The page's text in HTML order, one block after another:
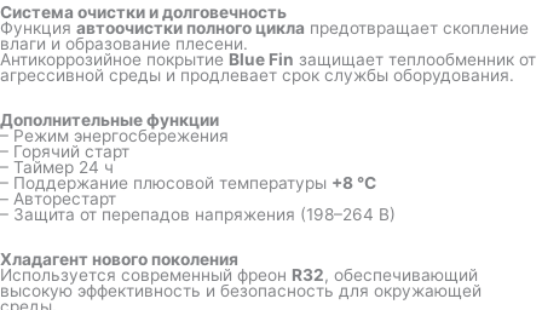
Система очистки и долговечность
Функция автоочистки полного цикла предотвращает скопление
влаги и образование плесени.
Антикоррозийное покрытие Blue Fin защищает теплообменник от
агрессивной среды и продлевает срок службы оборудования.
Дополнительные функции
– Режим энергосбережения
– Горячий старт
– Таймер 24 ч
– Поддержание плюсовой температуры +8 °C
– Авторестарт
– Защита от перепадов напряжения (198–264 В)
Хладагент нового поколения
Используется современный фреон R32, обеспечивающий
высокую эффективность и безопасность для окружающей
среды.